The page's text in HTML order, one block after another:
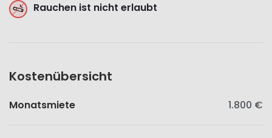
Rauchen ist nicht erlaubt
Kostenübersicht
Monatsmiete 1.800 €